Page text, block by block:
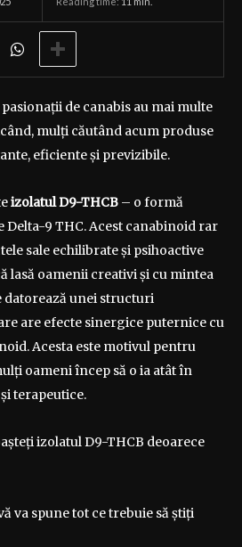
de canabis au mai multe
mulți căutând acum produse
eficiente și previzibile.
izolatul D9-THCB – o formă
Delta-9 THC. Acest canabinoid rar
sale echilibrate și psihoactive
lasă oamenii creativi și cu mintea
datorează unei structuri
are efecte sinergice puternice cu
Acesta este motivul pentru
oameni încep să o ia atât în
terapeutice.
izolatul D9-THCB deoarece
va spune tot ce trebuie să știți